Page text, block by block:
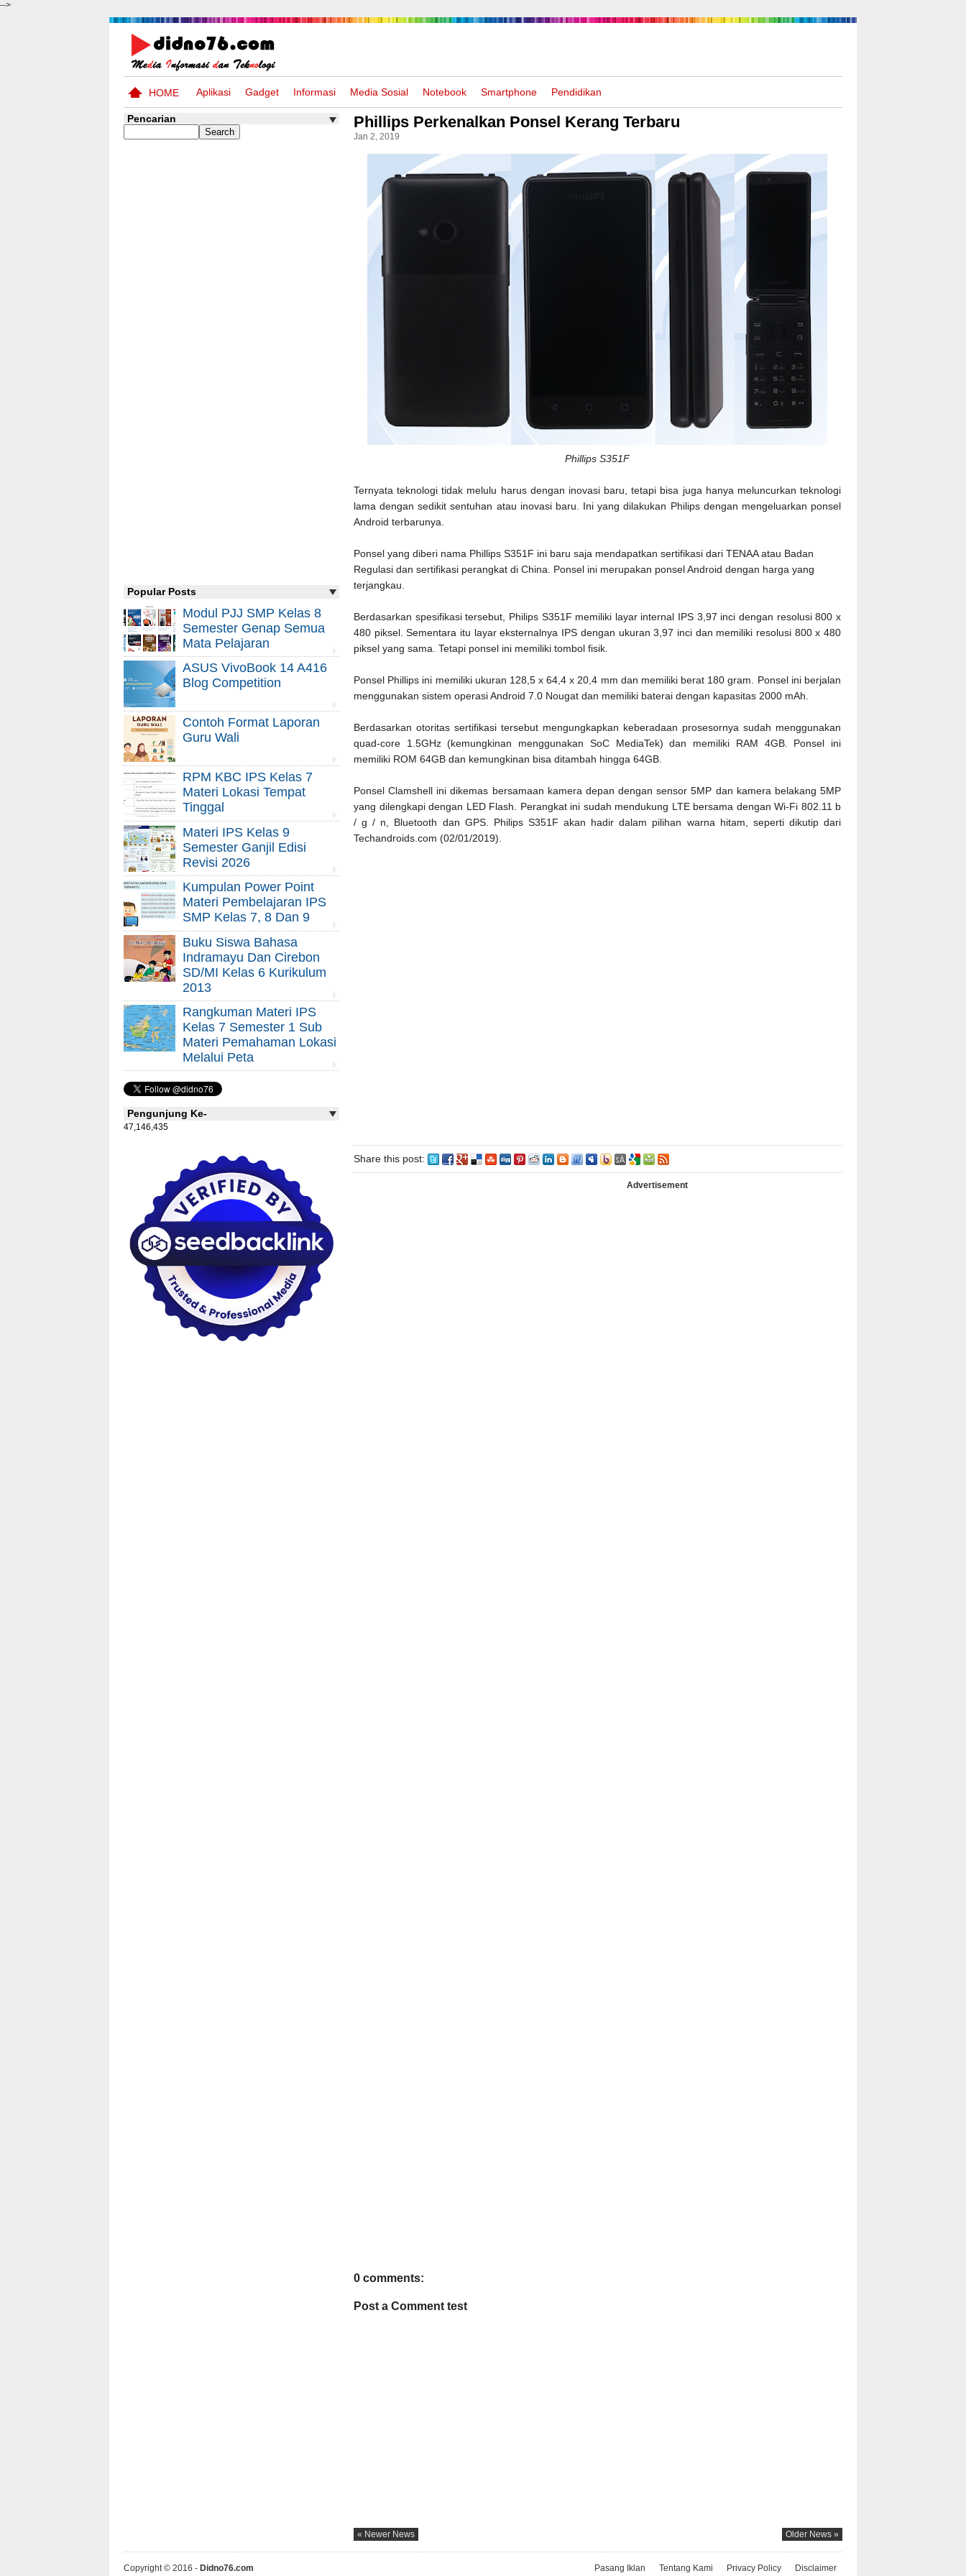
-->
HOME Aplikasi Gadget Informasi Media Sosial Notebook Smartphone Pendidikan
Phillips Perkenalkan Ponsel Kerang Terbaru
Jan 2, 2019
Phillips S351F
Ternyata teknologi tidak melulu harus dengan inovasi baru, tetapi bisa juga hanya meluncurkan teknologi
lama dengan sedikit sentuhan atau inovasi baru. Ini yang dilakukan Philips dengan mengeluarkan ponsel
Android terbarunya.
Ponsel yang diberi nama Phillips S351F ini baru saja mendapatkan sertifikasi dari TENAA atau Badan
Regulasi dan sertifikasi perangkat di China. Ponsel ini merupakan ponsel Android dengan harga yang
terjangkau.
Berdasarkan spesifikasi tersebut, Philips S351F memiliki layar internal IPS 3,97 inci dengan resolusi 800 x
480 piksel. Sementara itu layar eksternalnya IPS dengan ukuran 3,97 inci dan memiliki resolusi 800 x 480
piksel yang sama. Tetapi ponsel ini memiliki tombol fisik.
Ponsel Phillips ini memiliki ukuran 128,5 x 64,4 x 20,4 mm dan memiliki berat 180 gram. Ponsel ini berjalan
menggunakan sistem operasi Android 7.0 Nougat dan memiliki baterai dengan kapasitas 2000 mAh.
Berdasarkan otoritas sertifikasi tersebut mengungkapkan keberadaan prosesornya sudah menggunakan
quad-core 1.5GHz (kemungkinan menggunakan SoC MediaTek) dan memiliki RAM 4GB. Ponsel ini
memiliki ROM 64GB dan kemungkinan bisa ditambah hingga 64GB.
Ponsel Clamshell ini dikemas bersamaan kamera depan dengan sensor 5MP dan kamera belakang 5MP
yang dilengkapi dengan LED Flash. Perangkat ini sudah mendukung LTE bersama dengan Wi-Fi 802.11 b
/ g / n, Bluetooth dan GPS. Philips S351F akan hadir dalam pilihan warna hitam, seperti dikutip dari
Techandroids.com (02/01/2019).
Share this post:
Advertisement
0 comments:
Post a Comment test
« Newer News Older News »
Pencarian
Popular Posts
Modul PJJ SMP Kelas 8
Semester Genap Semua
Mata Pelajaran
ASUS VivoBook 14 A416
Blog Competition
Contoh Format Laporan
Guru Wali
RPM KBC IPS Kelas 7
Materi Lokasi Tempat
Tinggal
Materi IPS Kelas 9
Semester Ganjil Edisi
Revisi 2026
Kumpulan Power Point
Materi Pembelajaran IPS
SMP Kelas 7, 8 Dan 9
Buku Siswa Bahasa
Indramayu Dan Cirebon
SD/MI Kelas 6 Kurikulum
2013
Rangkuman Materi IPS
Kelas 7 Semester 1 Sub
Materi Pemahaman Lokasi
Melalui Peta
Pengunjung Ke-
47,146,435
Pasang Iklan Tentang Kami Privacy Policy Disclaimer
Copyright © 2016 - Didno76.com